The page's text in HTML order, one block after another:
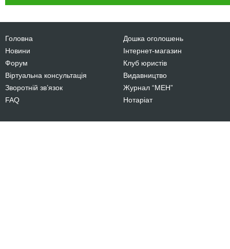
Головна
Новини
Форум
Віртуальна консультація
Зворотній зв’язок
FAQ
Дошка оголошень
Інтернет-магазин
Клуб юристів
Видавництво
Журнал “МЕН”
Нотаріат